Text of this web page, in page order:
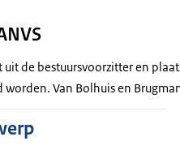
uit de bestuursvoorzitter en
Van Bolhuis en